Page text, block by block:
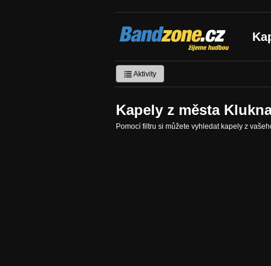
Bandzone.cz
žijeme hudbou
Aktivity
Kapely z města
Pomocí filtru si můžete vyhledat kapely z